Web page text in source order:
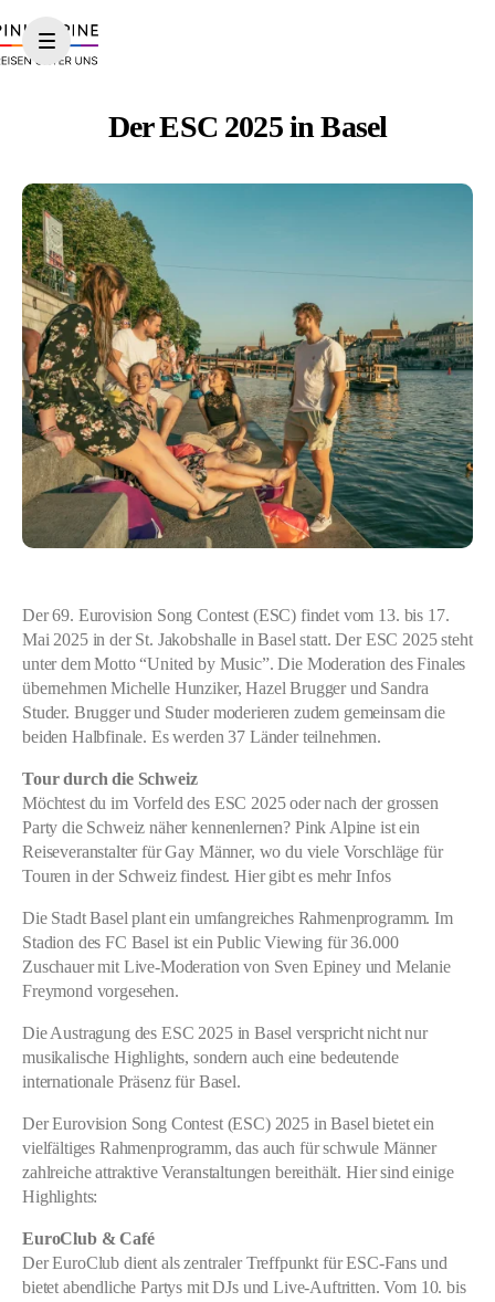
Der ESC 2025 in Basel
Der 69. Eurovision Song Contest (ESC) findet vom 13. bis 17.
Mai 2025 in der St. Jakobshalle in Basel statt. Der ESC 2025 steht
unter dem Motto “United by Music”. Die Moderation des Finales
übernehmen Michelle Hunziker, Hazel Brugger und Sandra
Studer. Brugger und Studer moderieren zudem gemeinsam die
beiden Halbfinale. Es werden 37 Länder teilnehmen.
Tour durch die Schweiz
Möchtest du im Vorfeld des ESC 2025 oder nach der grossen
Party die Schweiz näher kennenlernen? Pink Alpine ist ein
Reiseveranstalter für Gay Männer, wo du viele Vorschläge für
Touren in der Schweiz findest. Hier gibt es mehr Infos
Die Stadt Basel plant ein umfangreiches Rahmenprogramm. Im
Stadion des FC Basel ist ein Public Viewing für 36.000
Zuschauer mit Live-Moderation von Sven Epiney und Melanie
Freymond vorgesehen.
Die Austragung des ESC 2025 in Basel verspricht nicht nur
musikalische Highlights, sondern auch eine bedeutende
internationale Präsenz für Basel.
Der Eurovision Song Contest (ESC) 2025 in Basel bietet ein
vielfältiges Rahmenprogramm, das auch für schwule Männer
zahlreiche attraktive Veranstaltungen bereithält. Hier sind einige
Highlights:
EuroClub & Café
Der EuroClub dient als zentraler Treffpunkt für ESC-Fans und
bietet abendliche Partys mit DJs und Live-Auftritten. Vom 10. bis